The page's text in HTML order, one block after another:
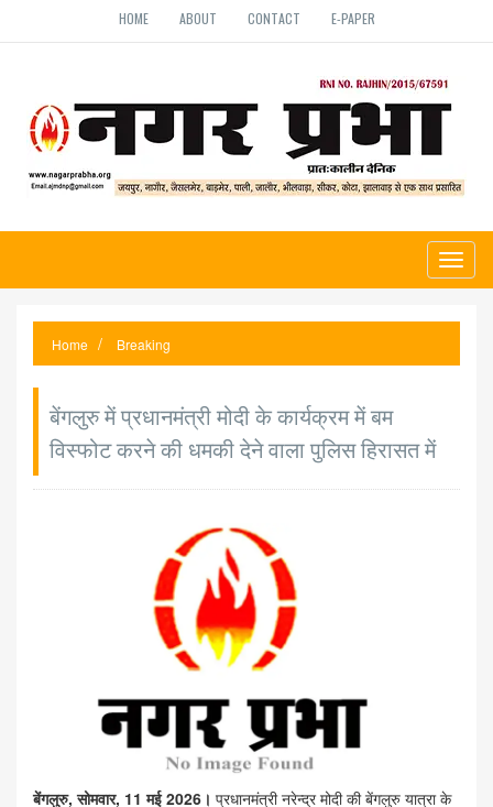
HOME ABOUT CONTACT E-PAPER
Home Breaking
बेंगलुरु में प्रधानमंत्री मोदी के कार्यक्रम में बम
विस्फोट करने की धमकी देने वाला पुलिस हिरासत में
बेंगलुरु, सोमवार, 11 मई 2026। प्रधानमंत्री नरेन्द्र मोदी की बेंगलुरु यात्रा के